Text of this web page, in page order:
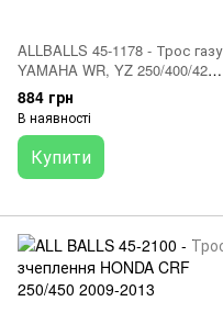
ALLBALLS 45-1178 - Трос газу
YAMAHA WR, YZ 250/400/426
2000-2002
884 грн
В наявності
Купити